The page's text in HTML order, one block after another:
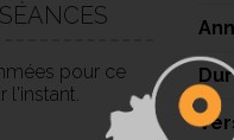
pour ce
l'instant.